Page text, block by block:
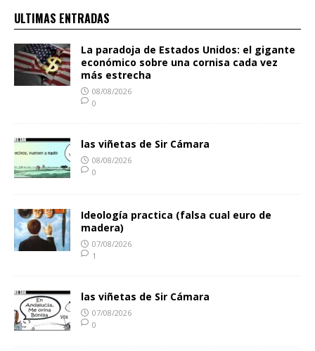
ULTIMAS ENTRADAS
La paradoja de Estados Unidos: el gigante
económico sobre una cornisa cada vez
más estrecha
08/08/2026
0
las viñetas de Sir Cámara
08/08/2026
0
Ideología practica (falsa cual euro de
madera)
07/08/2026
1
las viñetas de Sir Cámara
07/08/2026
0